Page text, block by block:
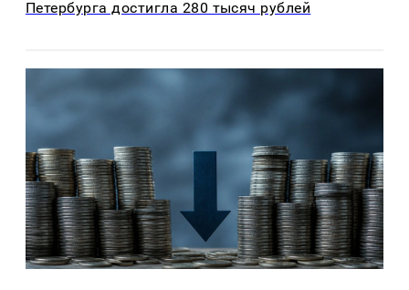
Петербурга достигла 280 тысяч рублей